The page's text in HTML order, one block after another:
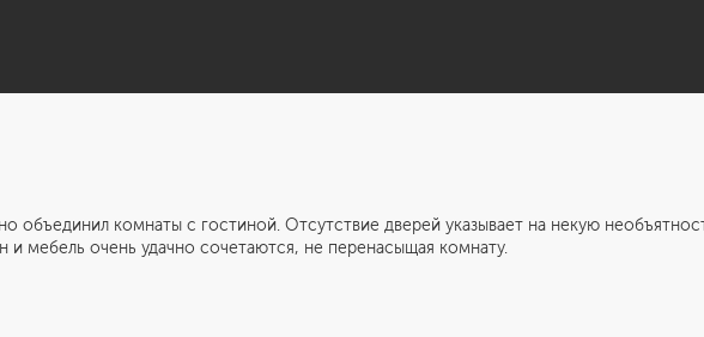
комнаты с гостиной. Отсутствие дверей указывает на некую
и мебель очень удачно сочетаются, не перенасыщая комнату.